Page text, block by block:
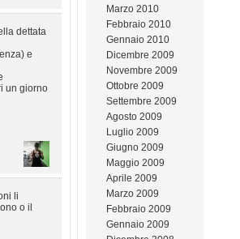
dettata
e
un giorno
li
o il
Marzo 2010
Febbraio 2010
Gennaio 2010
Dicembre 2009
Novembre 2009
Ottobre 2009
Settembre 2009
Agosto 2009
Luglio 2009
Giugno 2009
Maggio 2009
Aprile 2009
Marzo 2009
Febbraio 2009
Gennaio 2009